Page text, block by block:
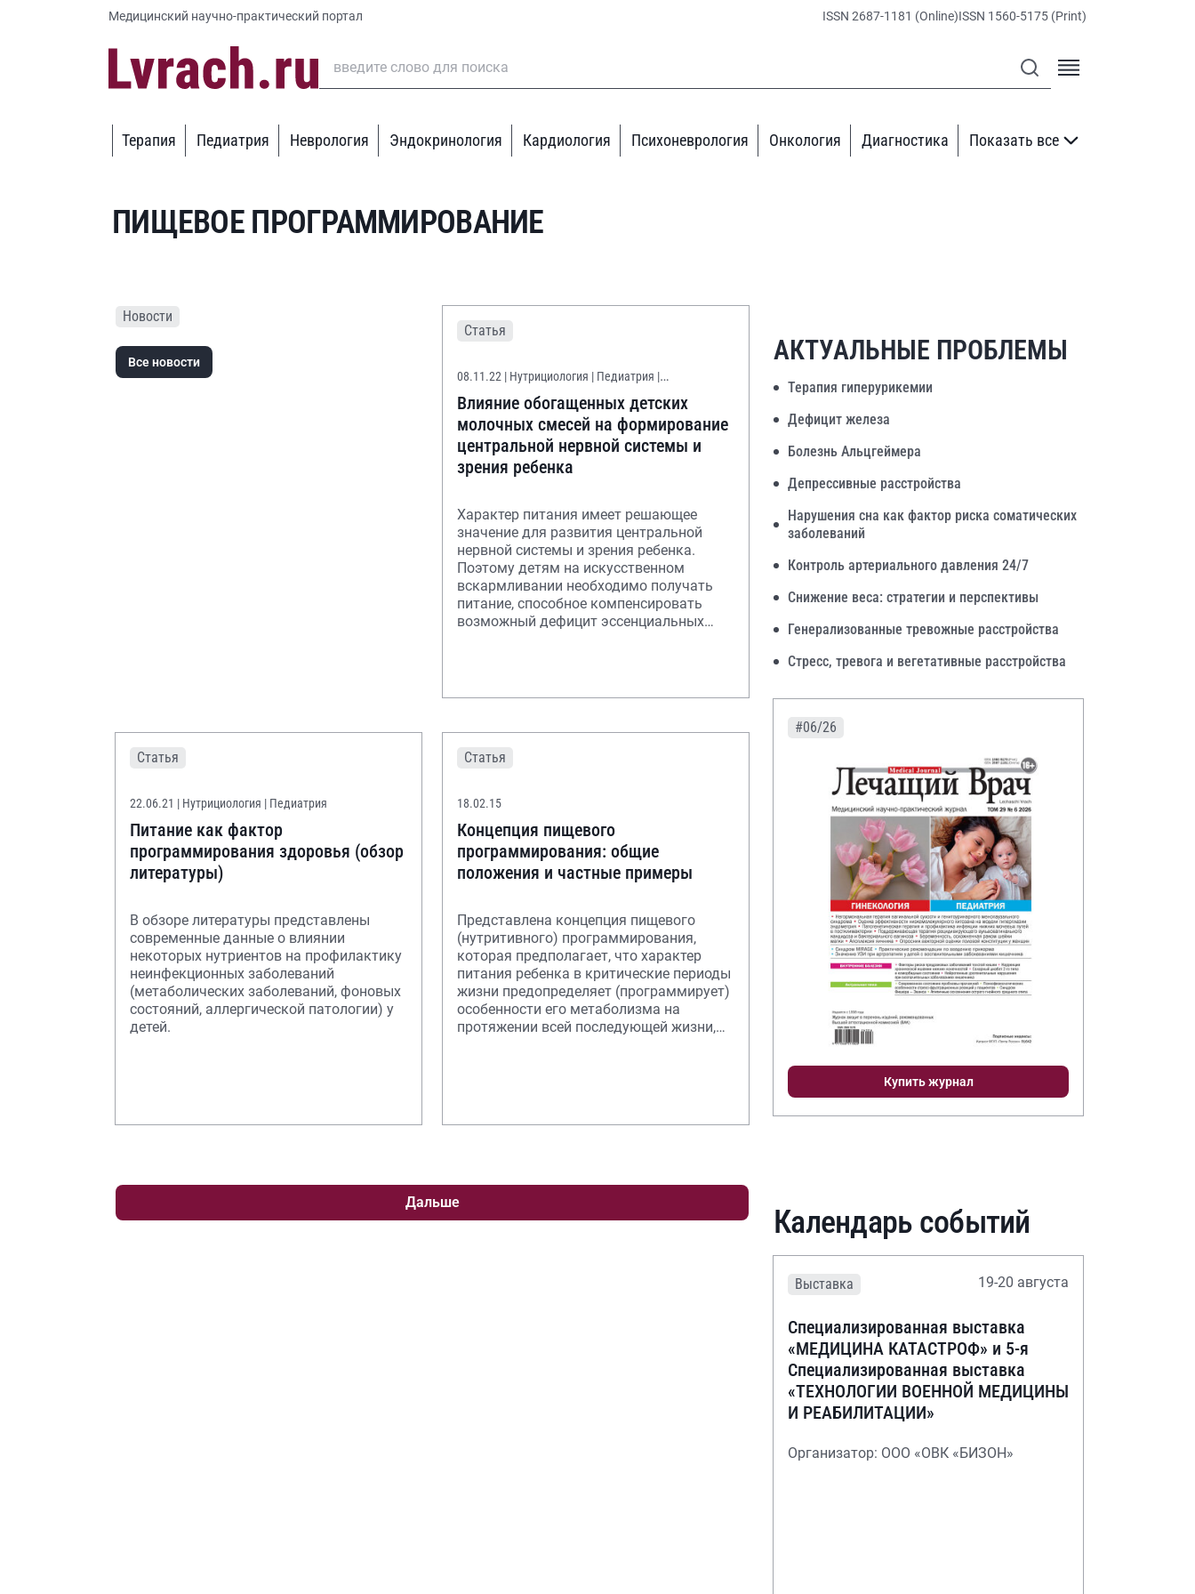
Медицинский научно-практический портал ISSN 2687-1181 (Online)ISSN 1560-5175 (Print)
Терапия Педиатрия Неврология Эндокринология Кардиология Психоневрология Онкология Диагностика Показать все
ПИЩЕВОЕ ПРОГРАММИРОВАНИЕ
Новости
Все новости
Статья
08.11.22 | Нутрициология | Педиатрия |
Психоневрология
Влияние обогащенных детских
молочных смесей на формирование
центральной нервной системы и
зрения ребенка
Характер питания имеет решающее
значение для развития центральной
нервной системы и зрения ребенка.
Поэтому детям на искусственном
вскармливании необходимо получать
питание, способное компенсировать
возможный дефицит эссенциальных
Статья
22.06.21 | Нутрициология | Педиатрия
Питание как фактор
программирования здоровья (обзор
литературы)
В обзоре литературы представлены
современные данные о влиянии
некоторых нутриентов на профилактику
неинфекционных заболеваний
(метаболических заболеваний, фоновых
состояний, аллергической патологии) у
детей.
Статья
18.02.15
Концепция пищевого
программирования: общие
положения и частные примеры
Представлена концепция пищевого
(нутритивного) программирования,
которая предполагает, что характер
питания ребенка в критические периоды
жизни предопределяет (программирует)
особенности его метаболизма на
протяжении всей последующей жизни,
Дальше
АКТУАЛЬНЫЕ ПРОБЛЕМЫ
Терапия гиперурикемии
Дефицит железа
Болезнь Альцгеймера
Депрессивные расстройства
Нарушения сна как фактор риска соматических
заболеваний
Контроль артериального давления 24/7
Снижение веса: стратегии и перспективы
Генерализованные тревожные расстройства
Стресс, тревога и вегетативные расстройства
#06/26
Купить журнал
Календарь событий
Выставка 19-20 августа
Специализированная выставка
«МЕДИЦИНА КАТАСТРОФ» и 5-я
Специализированная выставка
«ТЕХНОЛОГИИ ВОЕННОЙ МЕДИЦИНЫ
И РЕАБИЛИТАЦИИ»
Организатор: ООО «ОВК «БИЗОН»